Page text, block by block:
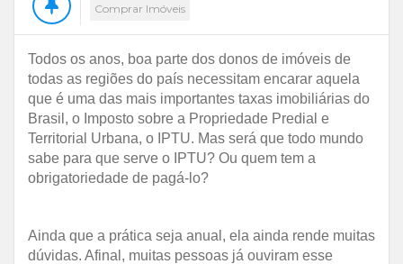
Comprar Imóveis
Todos os anos, boa parte dos donos de imóveis de
todas as regiões do país necessitam encarar aquela
que é uma das mais importantes taxas imobiliárias do
Brasil, o Imposto sobre a Propriedade Predial e
Territorial Urbana, o IPTU. Mas será que todo mundo
sabe para que serve o IPTU? Ou quem tem a
obrigatoriedade de pagá-lo?
Ainda que a prática seja anual, ela ainda rende muitas
dúvidas. Afinal, muitas pessoas já ouviram esse